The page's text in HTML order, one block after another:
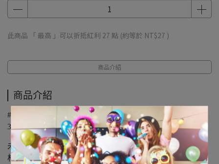
此商品 「 最高 」可以折抵紅利 27 點 (約等於 NT$27 )
商品介紹
商品介紹
#最後出清 #最低下殺
38x38cm Orange Cubez Balloon
未充氣尺寸 : 寬38x高38公分 / 1入
材質 : 鋁箔